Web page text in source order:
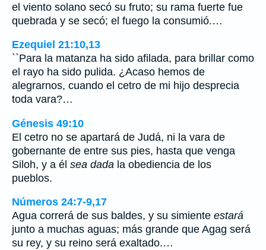
el viento solano secó su fruto; su rama fuerte fue
quebrada y se secó; el fuego la consumió.…
Ezequiel 21:10,13
``Para la matanza ha sido afilada, para brillar como
el rayo ha sido pulida. ¿Acaso hemos de
alegrarnos, cuando el cetro de mi hijo desprecia
toda vara?…
Génesis 49:10
El cetro no se apartará de Judá, ni la vara de
gobernante de entre sus pies, hasta que venga
Siloh, y a él sea dada la obediencia de los
pueblos.
Números 24:7-9,17
Agua correrá de sus baldes, y su simiente estará
junto a muchas aguas; más grande que Agag será
su rey, y su reino será exaltado.…